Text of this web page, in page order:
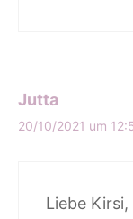
Jutta
20/10/2021 um
Liebe Kirsi,